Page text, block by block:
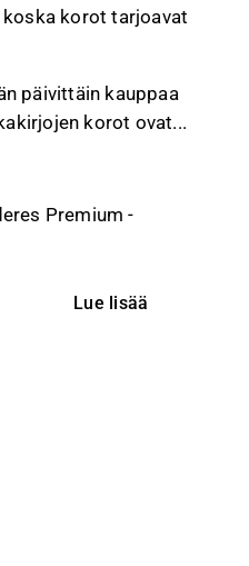
korot tarjoavat
päivittäin kauppaa
korot ovat...
Premium -
Lue lisää